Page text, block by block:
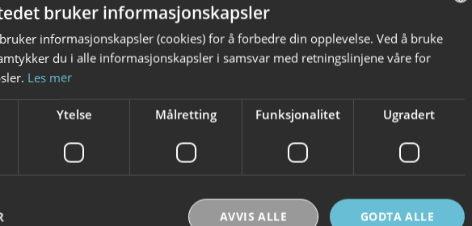
NORWEGIAN
ENGLISH
bruker informasjonskapsler
informasjonskapsler (cookies) for å forbedre din opplevelse. Ved å bruke
du i alle informasjonskapsler i samsvar med retningslinjene våre for
Les mer
Ytelse Målretting Funksjonalitet Ugradert
GODTA ALLE
AVVIS ALLE